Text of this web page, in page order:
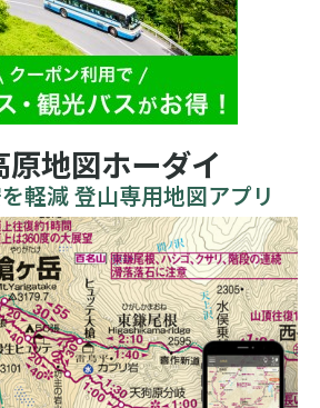
原地図ホーダイ
軽減 登山専用地図アプリ